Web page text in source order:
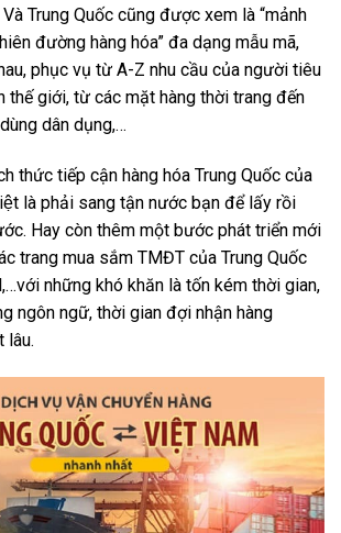
Trung Quốc cũng được xem là “mảnh
đường hàng hóa” đa dạng mẫu mã,
phục vụ từ A-Z nhu cầu của người tiêu
thế giới, từ các mặt hàng thời trang đến
dân dụng,…
thức tiếp cận hàng hóa Trung Quốc của
là phải sang tận nước bạn để lấy rồi
Hay còn thêm một bước phát triển mới
trang mua sắm TMĐT của Trung Quốc
những khó khăn là tốn kém thời gian,
ngôn ngữ, thời gian đợi nhận hàng
lâu.